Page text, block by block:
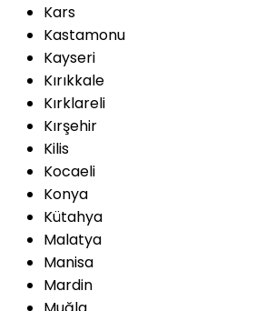
Kars
Kastamonu
Kayseri
Kırıkkale
Kırklareli
Kırşehir
Kilis
Kocaeli
Konya
Kütahya
Malatya
Manisa
Mardin